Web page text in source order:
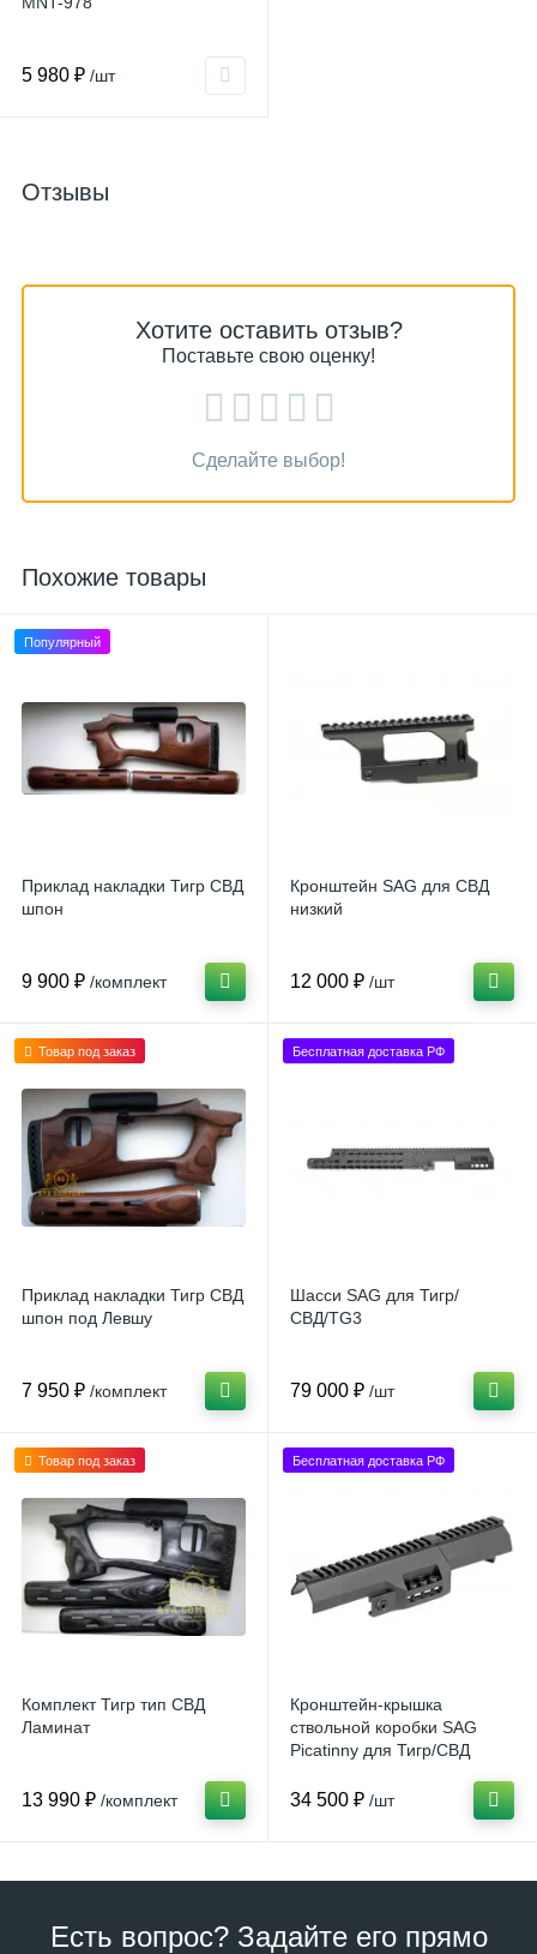
5 980 ₽ /шт
Отзывы
Хотите оставить отзыв?
Поставьте свою оценку!
Сделайте выбор!
Похожие товары
Популярный
Приклад накладки Тигр СВД
шпон
9 900 ₽ /комплект
Кронштейн SAG для СВД
низкий
12 000 ₽ /шт
Товар под заказ
Приклад накладки Тигр СВД
шпон под Левшу
7 950 ₽ /комплект
Бесплатная доставка РФ
Шасси SAG для Тигр/
СВД/TG3
79 000 ₽ /шт
Товар под заказ
Комплект Тигр тип СВД
Ламинат
13 990 ₽ /комплект
Бесплатная доставка РФ
Кронштейн-крышка
ствольной коробки SAG
Picatinny для Тигр/СВД
34 500 ₽ /шт
Есть вопрос? Задайте его прямо